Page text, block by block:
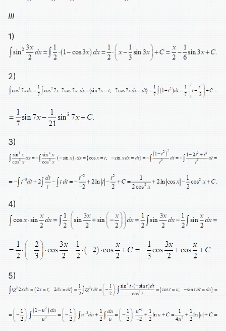
III
1)
2)
3)
4)
5)